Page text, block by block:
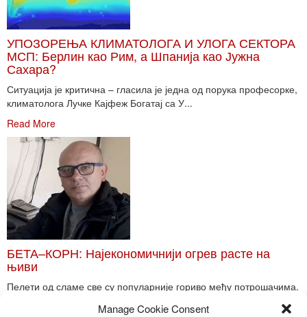
Manage Cookie Consent
УПОЗОРЕЊА КЛИМАТОЛОГА И УЛОГА СЕКТОРА
МСП: Берлин као Рим, а Шпанија као Јужна
Сахара?
Ситуација је критична – гласила је једна од порука професорке,
климатолога Лучке Кајфеж Богатај са У...
Read More
БЕТА–КОРН: Најекономичнији огрев расте на
њиви
Пелети од сламе све су популарније гориво међу потрошачима.